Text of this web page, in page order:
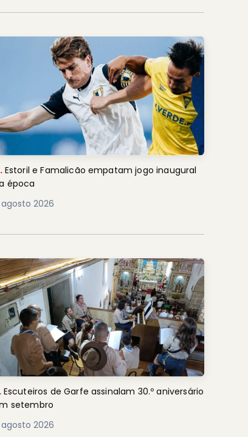
Estoril e Famalicão empatam jogo inaugural
época
2026
Escuteiros de Garfe assinalam 30.º aniversário
setembro
2026